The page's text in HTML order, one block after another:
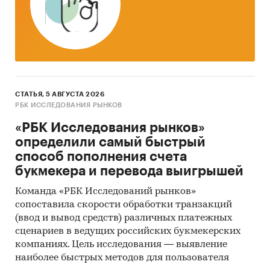
статистике представлены данные по
расходам домохозяйств по итогам
одновременно 2-х лет, 2023 и 2024 гг.).
Указаны также диапазоны интенсивности
спроса в каждой группе.
году? Помимо данных за 2024 и 2023гг, в
отчете приведены темпы прироста рынка и
среднедушевых расходов в 2024 году. Для
повышения точности период анализа
может быть расширен. В этом случае
стоимость отчета будет пересчитана.
Помимо количественных данных в каждом
разделе отчета с федеральным округом
приведены картограммы. Каждый регион
закрашен цветом, соответствующим
интенсивности спроса в нем (приведены
данные только по тем регионам, по которым в
СТАТЬЯ, 5 АВГУСТА 2026
РБК ИССЛЕДОВАНИЯ РЫНКОВ
«РБК Исследования рынков»
определили самый быстрый
способ пополнения счета
букмекера и перевода выигрышей
Команда «РБК Исследований рынков»
сопоставила скорости обработки транзакций
(ввод и вывод средств) различных платежных
сценариев в ведущих российских букмекерских
компаниях. Цель исследования — выявление
наиболее быстрых методов для пользователя